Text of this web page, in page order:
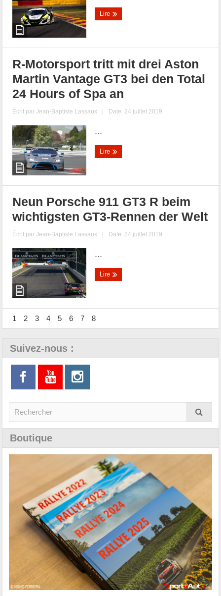
Lire
R-Motorsport tritt mit drei Aston
Martin Vantage GT3 bei den Total
24 Hours of Spa an
Écrit parJean-Baptiste Lassaux | Date: 24 juillet 2019
...
Lire
Neun Porsche 911 GT3 R beim
wichtigsten GT3-Rennen der Welt
Écrit parJean-Baptiste Lassaux | Date: 24 juillet 2019
...
Lire
1 2 3 4 5 6 7 8
Suivez-nous :
Boutique